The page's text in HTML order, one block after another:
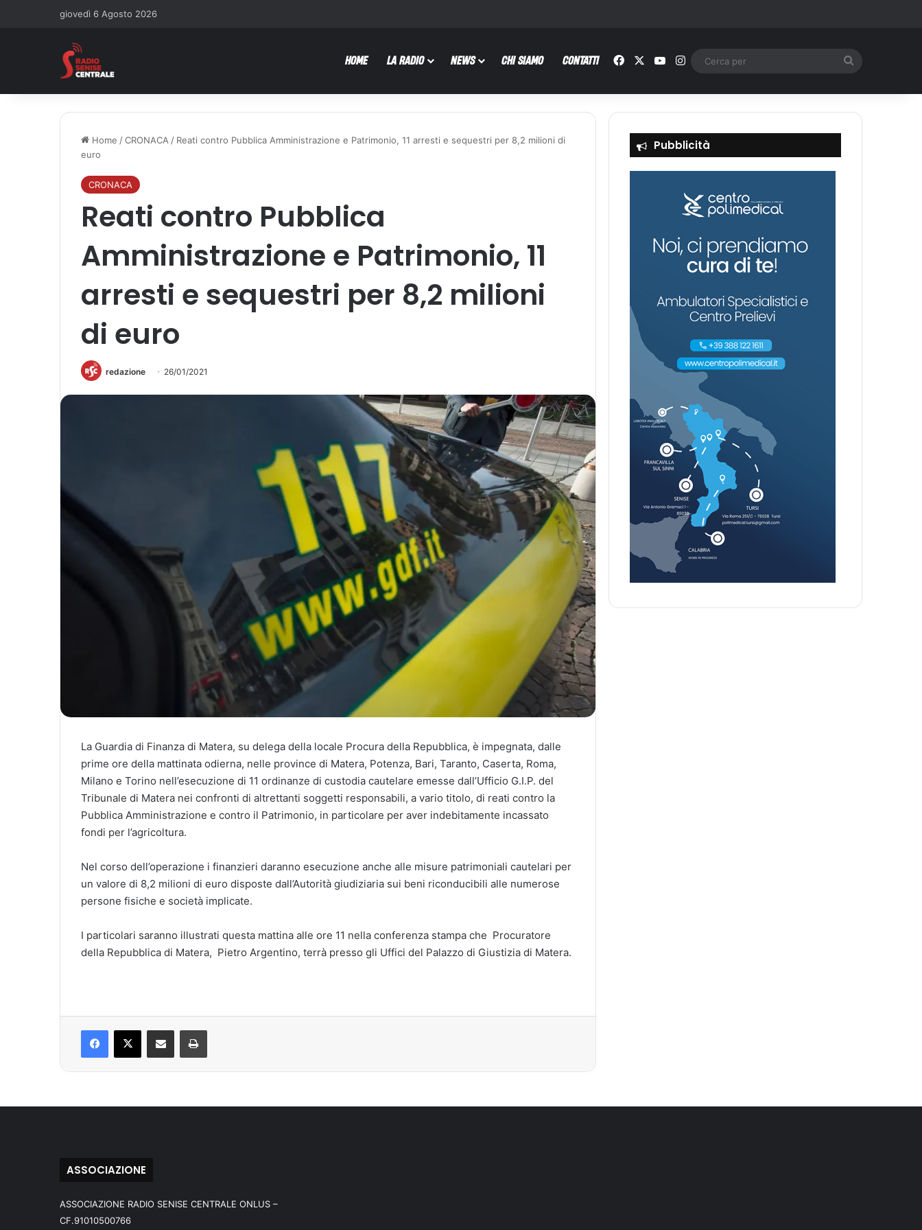
giovedì 6 Agosto 2026
HOME LA RADIO NEWS CHI SIAMO CONTATTI Facebook You TubeInstagram
Home /CRONACA / Reati contro Pubblica Amministrazione e Patrimonio, 11 arresti e sequestri per 8,2 milioni di
euro
CRONACA
Reati contro Pubblica
Amministrazione e Patrimonio, 11
arresti e sequestri per 8,2 milioni
di euro
redazione 26/01/2021
La Guardia di Finanza di Matera, su delega della locale Procura della Repubblica, è impegnata, dalle
prime ore della mattinata odierna, nelle province di Matera, Potenza, Bari, Taranto, Caserta, Roma,
Milano e Torino nell’esecuzione di 11 ordinanze di custodia cautelare emesse dall’Ufficio G.I.P. del
Tribunale di Matera nei confronti di altrettanti soggetti responsabili, a vario titolo, di reati contro la
Pubblica Amministrazione e contro il Patrimonio, in particolare per aver indebitamente incassato
fondi per l’agricoltura.
Nel corso dell’operazione i finanzieri daranno esecuzione anche alle misure patrimoniali cautelari per
un valore di 8,2 milioni di euro disposte dall’Autorità giudiziaria sui beni riconducibili alle numerose
persone fisiche e società implicate.
I particolari saranno illustrati questa mattina alle ore 11 nella conferenza stampa che Procuratore
della Repubblica di Matera, Pietro Argentino, terrà presso gli Uffici del Palazzo di Giustizia di Matera.
Pubblicità
ASSOCIAZIONE
ASSOCIAZIONE RADIO SENISE CENTRALE ONLUS –
CF.91010500766